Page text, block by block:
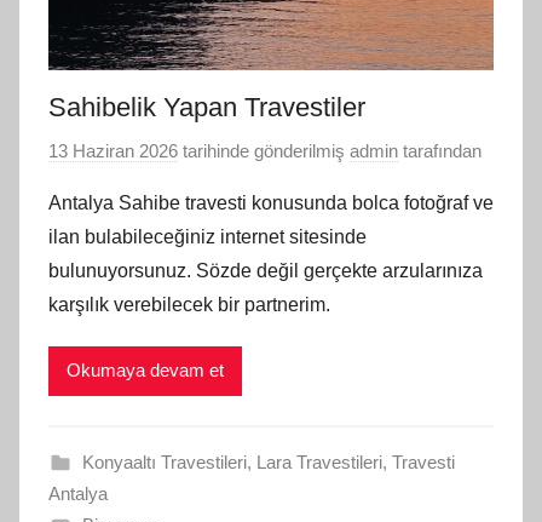
Sahibelik Yapan Travestiler
13 Haziran 2026 tarihinde gönderilmiş admin tarafından
Antalya Sahibe travesti konusunda bolca fotoğraf ve
ilan bulabileceğiniz internet sitesinde
bulunuyorsunuz. Sözde değil gerçekte arzularınıza
karşılık verebilecek bir partnerim.
Okumaya devam et
Konyaaltı Travestileri, Lara Travestileri, Travesti
Antalya